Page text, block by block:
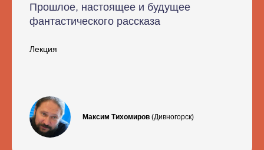
Прошлое, настоящее и будущее
фантастического рассказа
Лекция
Максим Тихомиров (Дивногорск)